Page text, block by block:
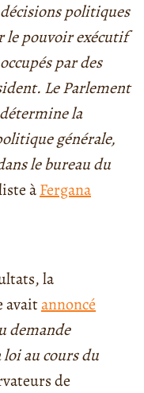
politiques
le pouvoir exécutif
par des
Le Parlement
la
générale,
le bureau du
àFergana
la
avaitannoncé
demande
au cours du
de